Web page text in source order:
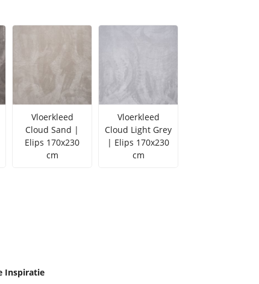
Vloerkleed
Cloud Sand |
Elips 170x230
cm
Vloerkleed
Cloud Light Grey
| Elips 170x230
cm
Inspiratie